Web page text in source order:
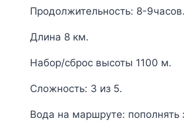
Продолжительность: 8-9часов.
Длина 8 км.
Набор/сброс высоты 1100 м.
Сложность: 3 из 5.
Вода на маршруте: пополнять